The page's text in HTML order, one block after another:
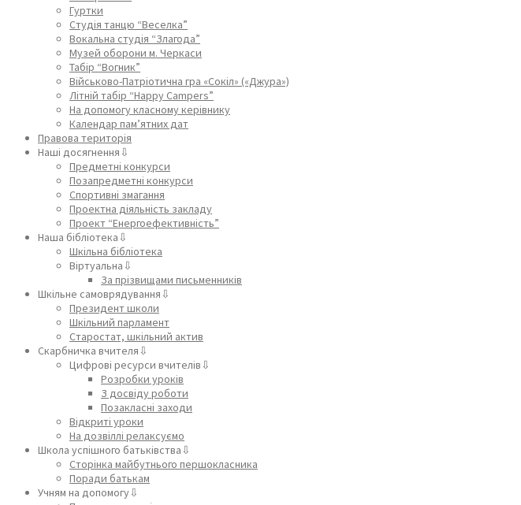
Гуртки
Студія танцю “Веселка”
Вокальна студія “Злагода”
Музей оборони м. Черкаси
Табір “Вогник”
Військово-Патріотична гра «Сокіл» («Джура»)
Літній табір “Happy Campers”
На допомогу класному керівнику
Календар пам’ятних дат
Правова територія
Наші досягнення⇩
Предметні конкурси
Позапредметні конкурси
Спортивні змагання
Проектна діяльність закладу
Проект “Енергоефективність”
Наша бібліотека⇩
Шкільна бібліотека
Віртуальна⇩
За прізвищами письменників
Шкільне самоврядування⇩
Президент школи
Шкільний парламент
Старостат, шкільний актив
Скарбничка вчителя⇩
Цифрові ресурси вчителів⇩
Розробки уроків
З досвіду роботи
Позакласні заходи
Відкриті уроки
На дозвіллі релаксуємо
Школа успішного батьківства⇩
Сторінка майбутнього першокласника
Поради батькам
Учням на допомогу⇩